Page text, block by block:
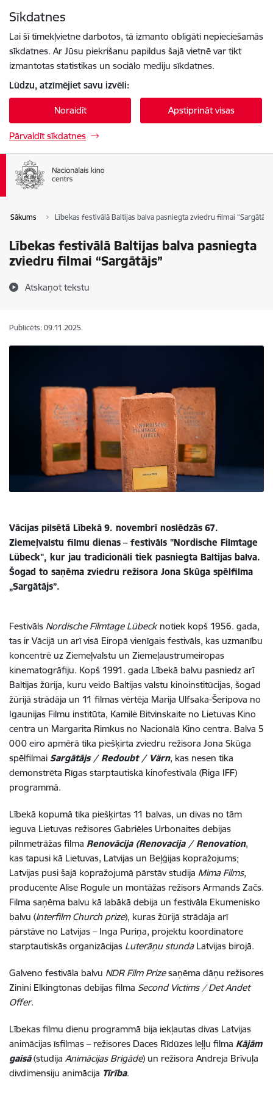
Sīkdatnes
Lai šī tīmekļvietne darbotos, tā izmanto obligāti nepieciešamās
sīkdatnes. Ar Jūsu piekrišanu papildus šajā vietnē var tikt
izmantotas statistikas un sociālo mediju sīkdatnes.
Lūdzu, atzīmējiet savu izvēli:
Noraidīt Apstiprināt visas
Pārvaldīt sīkdatnes
Sākums Lībekas festivālā Baltijas balva pasniegta zviedru filmai “Sargātājs”
Lībekas festivālā Baltijas balva pasniegta
zviedru filmai “Sargātājs”
Atskaņot tekstu
Publicēts: 09.11.2025.
Vācijas pilsētā Lībekā 9. novembrī noslēdzās 67.
Ziemeļvalstu filmu dienas – festivāls "Nordische Filmtage
Lübeck", kur jau tradicionāli tiek pasniegta Baltijas balva.
Šogad to saņēma zviedru režisora Jona Skūga spēlfilma
„Sargātājs”.
Festivāls Nordische Filmtage Lübeck notiek kopš 1956. gada,
tas ir Vācijā un arī visā Eiropā vienīgais festivāls, kas uzmanību
koncentrē uz Ziemeļvalstu un Ziemeļaustrumeiropas
kinematogrāfiju. Kopš 1991. gada Lībekā balvu pasniedz arī
Baltijas žūrija, kuru veido Baltijas valstu kinoinstitūcijas, šogad
žūrijā strādāja un 11 filmas vērtēja Marija Ulfsaka-Šeripova no
Igaunijas Filmu institūta, Kamilė Bitvinskaite no Lietuvas Kino
centra un Margarita Rimkus no Nacionālā Kino centra. Balva 5
000 eiro apmērā tika piešķirta zviedru režisora Jona Skūga
spēlfilmai Sargātājs / Redoubt / Värn, kas nesen tika
demonstrēta Rīgas starptautiskā kinofestivāla (Riga IFF)
programmā.
Lībekā kopumā tika piešķirtas 11 balvas, un divas no tām
ieguva Lietuvas režisores Gabriēles Urbonaites debijas
pilnmetrāžas filma Renovācija (Renovacija / Renovation,
kas tapusi kā Lietuvas, Latvijas un Beļģijas kopražojums;
Latvijas pusi šajā kopražojumā pārstāv studija Mima Films,
producente Alise Rogule un montāžas režisors Armands Začs.
Filma saņēma balvu kā labākā debija un festivāla Ekumenisko
balvu (Interfilm Church prize), kuras žūrijā strādāja arī
pārstāve no Latvijas – Inga Puriņa, projektu koordinatore
starptautiskās organizācijas Luterāņu stundaLatvijas birojā.
Galveno festivāla balvu NDR Film Prizesaņēma dāņu režisores
Zinini Elkingtonas debijas filma Second Victims / Det Andet
Offer.
Lībekas filmu dienu programmā bija iekļautas divas Latvijas
animācijas īsfilmas – režisores Daces Rīdūzes leļļu filma Kājām
gaisā(studija Animācijas Brigāde) un režisora Andreja Brīvuļa
divdimensiju animācija Tīrība.